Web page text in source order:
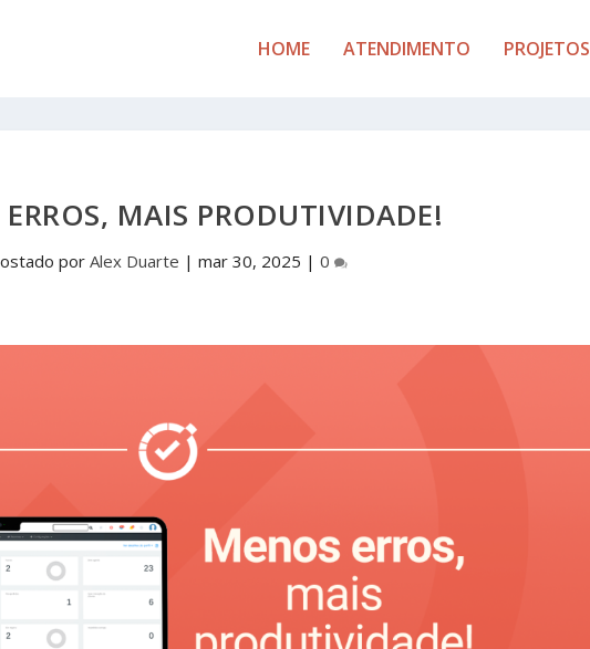
HOME ATENDIMENTO PROJETOS
MAIS PRODUTIVIDADE!
por Alex Duarte | mar 30, 2025 | 0